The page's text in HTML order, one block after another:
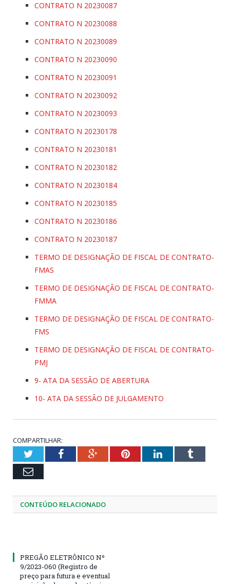
CONTRATO N 20230087
CONTRATO N 20230088
CONTRATO N 20230089
CONTRATO N 20230090
CONTRATO N 20230091
CONTRATO N 20230092
CONTRATO N 20230093
CONTRATO N 20230178
CONTRATO N 20230181
CONTRATO N 20230182
CONTRATO N 20230184
CONTRATO N 20230185
CONTRATO N 20230186
CONTRATO N 20230187
TERMO DE DESIGNAÇÃO DE FISCAL DE CONTRATO-
FMAS
TERMO DE DESIGNAÇÃO DE FISCAL DE CONTRATO-
FMMA
TERMO DE DESIGNAÇÃO DE FISCAL DE CONTRATO-
FMS
TERMO DE DESIGNAÇÃO DE FISCAL DE CONTRATO-
PMJ
9- ATA DA SESSÃO DE ABERTURA
10- ATA DA SESSÃO DE JULGAMENTO
COMPARTILHAR:
TwitterFacebookGoogle+PinterestLinkedInTumblr
Email
CONTEÚDO RELACIONADO
PREGÃO ELETRÔNICO Nº
9/2023-060 (Registro de
preço para futura e eventual